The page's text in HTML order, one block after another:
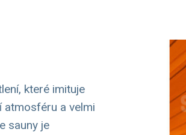
které imituje
atmosféru a velmi
sauny je